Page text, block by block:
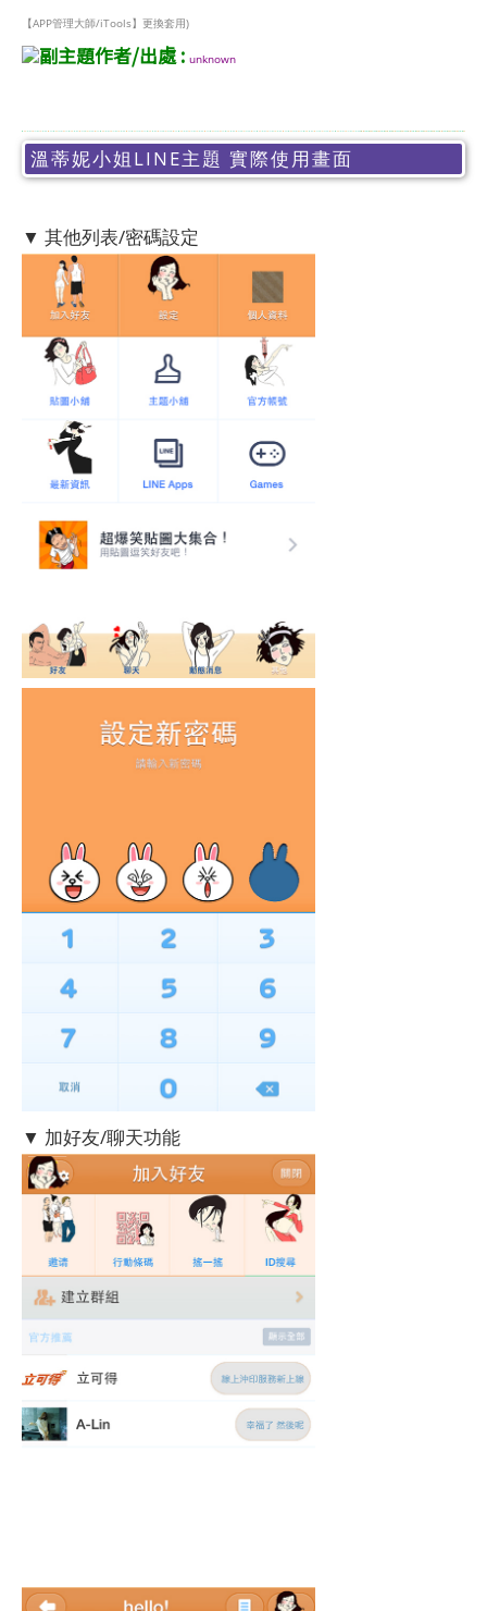
【APP管理大師/iTools】更換套用)
副主題作者/出處 : unknown
溫蒂妮小姐LINE主題 實際使用畫面
▼ 其他列表/密碼設定
▼ 加好友/聊天功能